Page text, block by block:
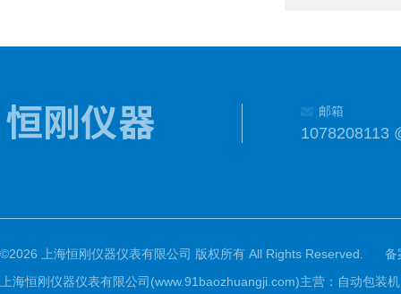
邮箱
1078208113
©2026 上海恒刚仪器仪表有限公司 版权所有 All Rights Reserved.
备
上海恒刚仪器仪表有限公司(www.91baozhuangji.com)主营：自动包